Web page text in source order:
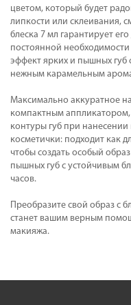
цветом, который будет
липкости или склеивания,
блеска 7 мл гарантирует
постоянной
эффект ярких и пышных губ
нежным карамельным
Максимально аккуратное
компактным
контуры губ при
косметички: подходит как
чтобы создать особый
пышных губ с устойчивым
часов.
Преобразите свой образ с
станет вашим верным
макияжа.